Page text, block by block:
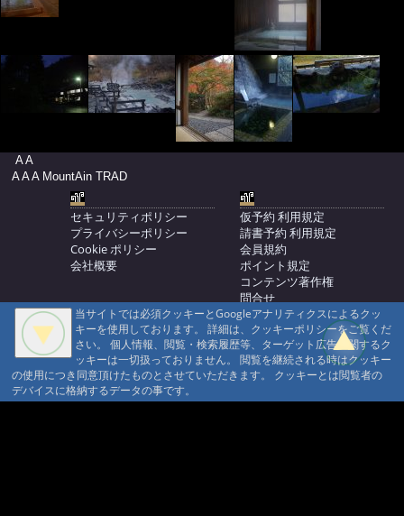
A A
A A A MountAin TRAD
セキュリティポリシー
プライバシーポリシー
Cookie ポリシー
会社概要
仮予約 利用規定
請書予約 利用規定
会員規約
ポイント規定
コンテンツ著作権
問合せ
マウンテントラッド株式会社
〒386-1211 長野県上田市下之郷692
0268371176
© 1999-2026 MountAin TRAD ® Inc. https://www.mountaintrad.co.jp
当サイトでは必須クッキーとGoogleアナリティクスによるクッ
キーを使用しております。 詳細は、クッキーポリシーをご覧くだ
さい。 個人情報、閲覧・検索履歴等、ターゲット広告に関するク
ッキーは一切扱っておりません。 閲覧を継続される時はクッキー
の使用につき同意頂けたものとさせていただきます。 クッキーとは閲覧者の
デバイスに格納するデータの事です。